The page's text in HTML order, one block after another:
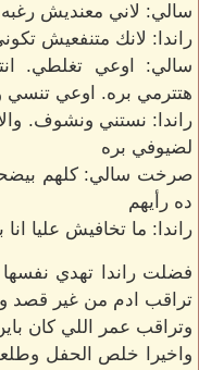
سالي: لاني معنديش رغبه
راندا: لانك متنفعيش
سالي: اوعي تغلطي.
هتترمي بره. اوعي
راندا: نستني ونشوف.
لضيوفي بره
صرخت سالي: كلهم
ده رأيهم
راندا: ما تخافيش عليا
فضلت راندا تهدي
تراقب ادم من غير قصد
وتراقب عمر اللي كان
واخيرا خلص الحفل